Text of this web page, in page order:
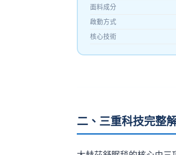
面料成分
啟動方式
核心技術
二、三重科技完整